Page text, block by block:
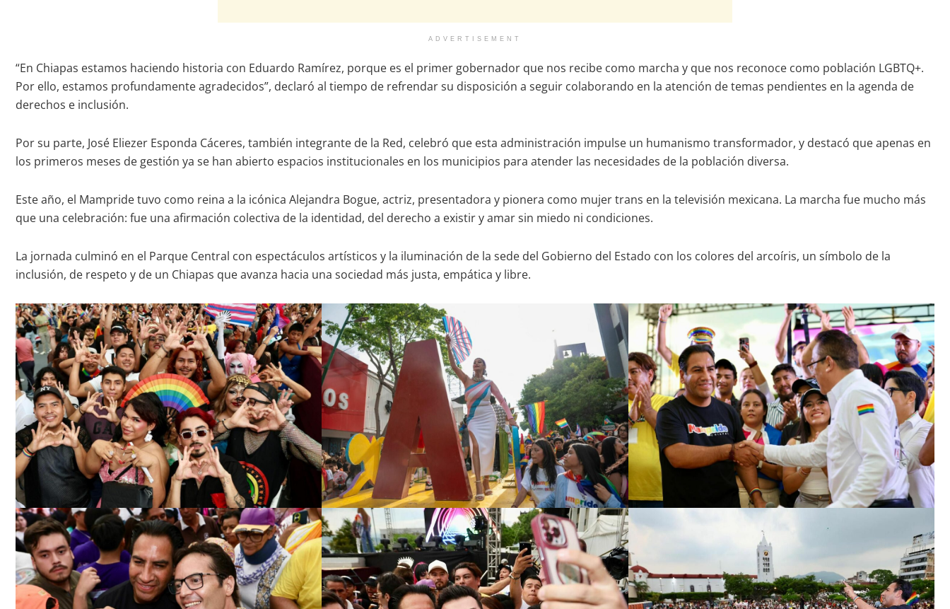
ADVERTISEMENT
“En Chiapas estamos haciendo historia con Eduardo Ramírez, porque es el primer gobernador que nos recibe como marcha y que nos reconoce como población LGBTQ+.
Por ello, estamos profundamente agradecidos”, declaró al tiempo de refrendar su disposición a seguir colaborando en la atención de temas pendientes en la agenda de
derechos e inclusión.
Por su parte, José Eliezer Esponda Cáceres, también integrante de la Red, celebró que esta administración impulse un humanismo transformador, y destacó que apenas en
los primeros meses de gestión ya se han abierto espacios institucionales en los municipios para atender las necesidades de la población diversa.
Este año, el Mampride tuvo como reina a la icónica Alejandra Bogue, actriz, presentadora y pionera como mujer trans en la televisión mexicana. La marcha fue mucho más
que una celebración: fue una afirmación colectiva de la identidad, del derecho a existir y amar sin miedo ni condiciones.
La jornada culminó en el Parque Central con espectáculos artísticos y la iluminación de la sede del Gobierno del Estado con los colores del arcoíris, un símbolo de la
inclusión, de respeto y de un Chiapas que avanza hacia una sociedad más justa, empática y libre.